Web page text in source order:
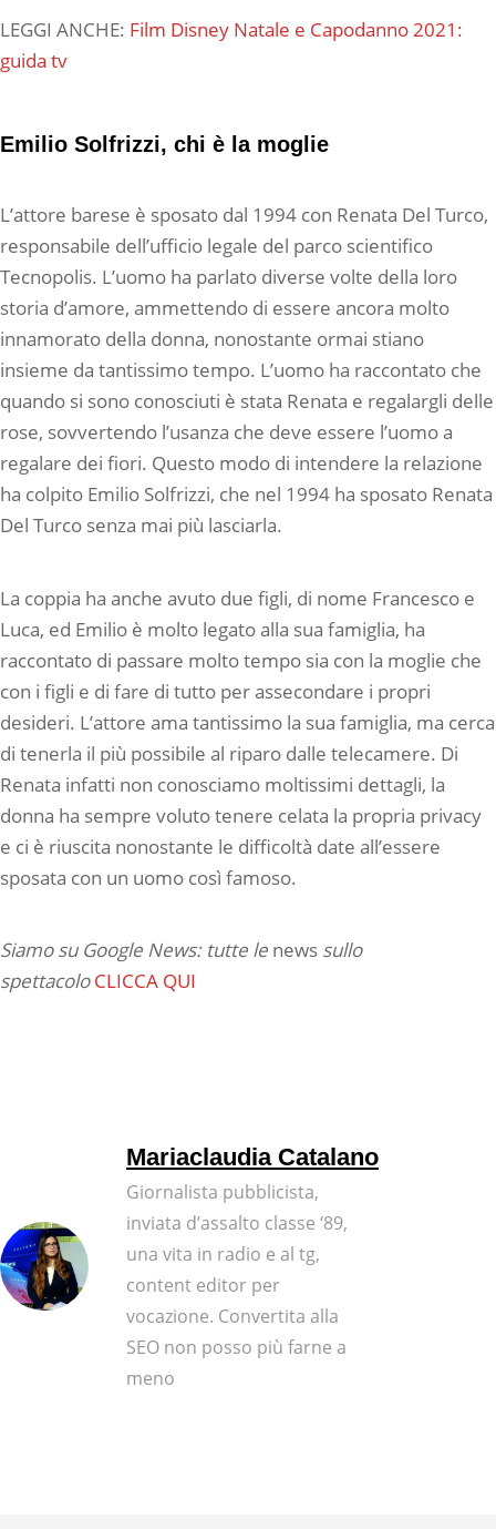
LEGGI ANCHE: Film Disney Natale e Capodanno 2021:
guida tv
Emilio Solfrizzi, chi è la moglie
L’attore barese è sposato dal 1994 con Renata Del Turco,
responsabile dell’ufficio legale del parco scientifico
Tecnopolis. L’uomo ha parlato diverse volte della loro
storia d’amore, ammettendo di essere ancora molto
innamorato della donna, nonostante ormai stiano
insieme da tantissimo tempo. L’uomo ha raccontato che
quando si sono conosciuti è stata Renata e regalargli delle
rose, sovvertendo l’usanza che deve essere l’uomo a
regalare dei fiori. Questo modo di intendere la relazione
ha colpito Emilio Solfrizzi, che nel 1994 ha sposato Renata
Del Turco senza mai più lasciarla.
La coppia ha anche avuto due figli, di nome Francesco e
Luca, ed Emilio è molto legato alla sua famiglia, ha
raccontato di passare molto tempo sia con la moglie che
con i figli e di fare di tutto per assecondare i propri
desideri. L’attore ama tantissimo la sua famiglia, ma cerca
di tenerla il più possibile al riparo dalle telecamere. Di
Renata infatti non conosciamo moltissimi dettagli, la
donna ha sempre voluto tenere celata la propria privacy
e ci è riuscita nonostante le difficoltà date all’essere
sposata con un uomo così famoso.
Siamo su Google News: tutte le news sullo
spettacoloCLICCA QUI
Mariaclaudia Catalano
Giornalista pubblicista,
inviata d’assalto classe ‘89,
una vita in radio e al tg,
content editor per
vocazione. Convertita alla
SEO non posso più farne a
meno